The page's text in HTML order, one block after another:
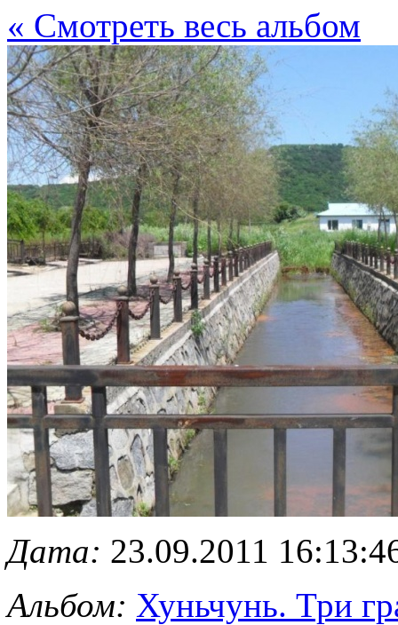
« Cмотреть весь альбом
Дата: 23.09.2011
Альбом: Хуньчунь. Три